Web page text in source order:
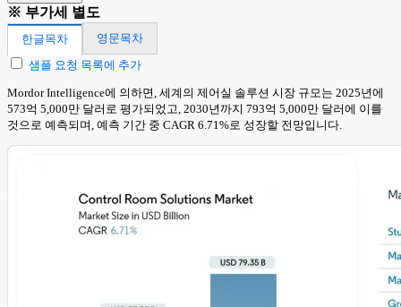
※ 부가세 별도
한글목차
영문목차
샘플 요청 목록에 추가
Mordor Intelligence에 의하면, 세계의 제어실 솔루션 시장 규모는 2025년에
573억 5,000만 달러로 평가되었고, 2030년까지 793억 5,000만 달러에 이를
것으로 예측되며, 예측 기간 중 CAGR 6.71%로 성장할 전망입니다.